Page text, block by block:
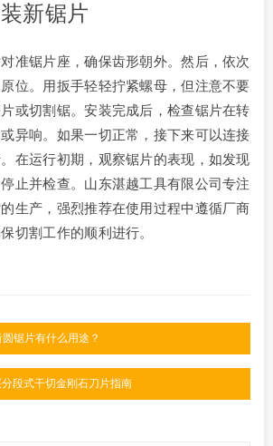
新锯片
准锯片座，确保齿形朝外。然后，依次
位。用扳手轻轻拧紧螺母，但注意不要
或切割锯。安装完成后，检查锯片在转
异响。如果一切正常，接下来可以连接
在运行初期，观察锯片的表现，如发现
止并检查。山东湛越工具有限公司专注
生产，强烈推荐在使用过程中遵循厂商
切割工作的顺利进行。
锯片有什么用途？
段式干切金刚石刀片指南